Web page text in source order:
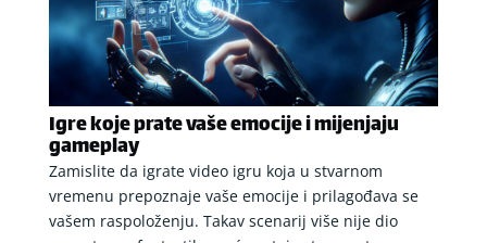
Igre koje prate vaše emocije i mijenjaju
gameplay
Zamislite da igrate video igru koja u stvarnom
vremenu prepoznaje vaše emocije i prilagođava se
vašem raspoloženju. Takav scenarij više nije dio